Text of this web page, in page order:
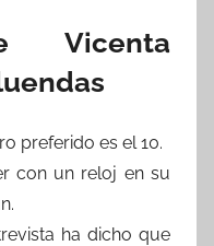
Vicenta
preferido es el 10.
con un reloj en su
ha dicho que